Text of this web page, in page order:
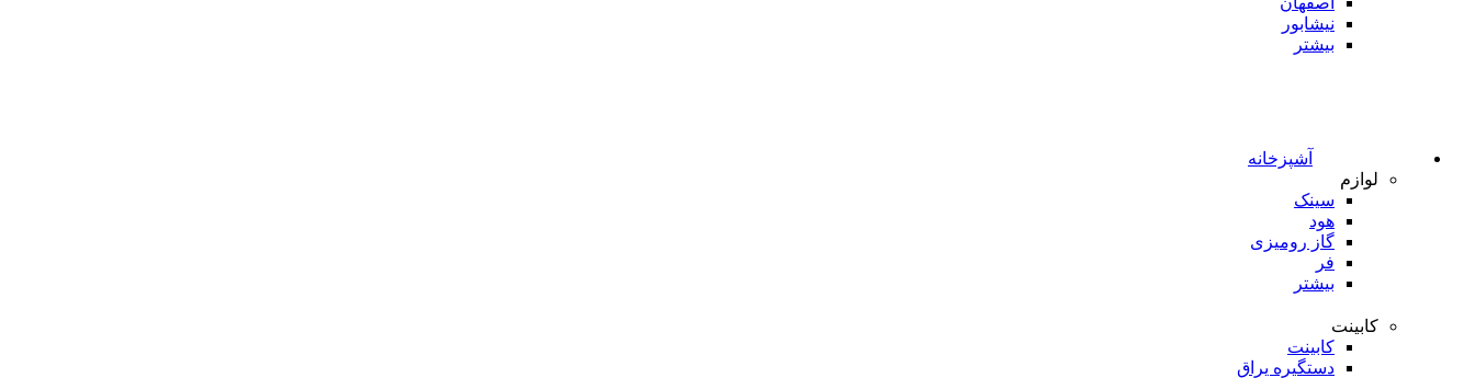
نیشابور
بیشتر
آشپزخانه
لوازم
سینک
هود
گاز رومیزی
فر
بیشتر
کابینت
کابینت
دستگیره یراق